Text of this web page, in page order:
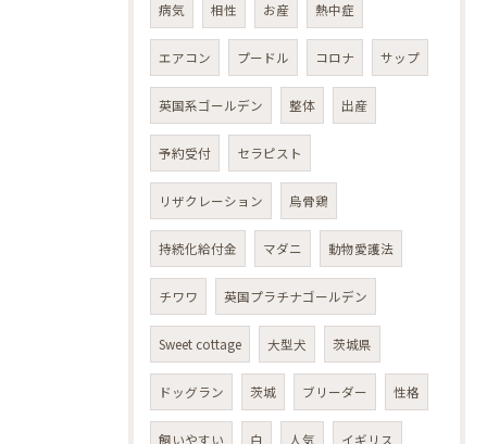
病気 相性 お産 熱中症
エアコン プードル コロナ サップ
英国系ゴールデン 整体 出産
予約受付 セラピスト
リザクレーション 烏骨鶏
持続化給付金 マダニ 動物愛護法
チワワ 英国プラチナゴールデン
Sweet cottage 大型犬 茨城県
ドッグラン 茨城 ブリーダー 性格
飼いやすい 白 人気 イギリス